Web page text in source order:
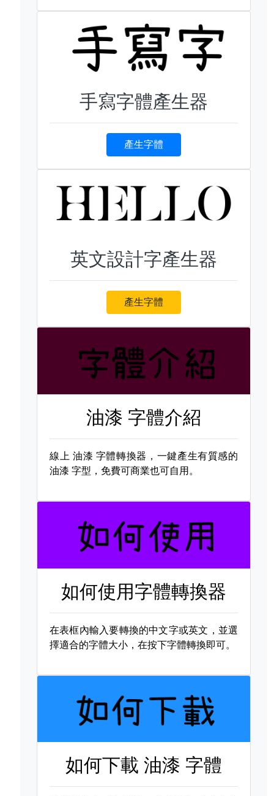
手寫字體產生器
產生字體
英文設計字產生器
產生字體
油漆 字體介紹
線上 油漆 字體轉換器，一鍵產生有質感的
油漆 字型，免費可商業也可自用。
如何使用字體轉換器
在表框內輸入要轉換的中文字或英文，並選
擇適合的字體大小，在按下字體轉換即可。
如何下載油漆 字體